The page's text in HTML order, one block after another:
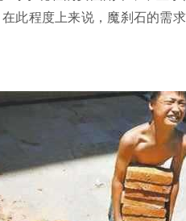
此程度上来说，魔刹石的需